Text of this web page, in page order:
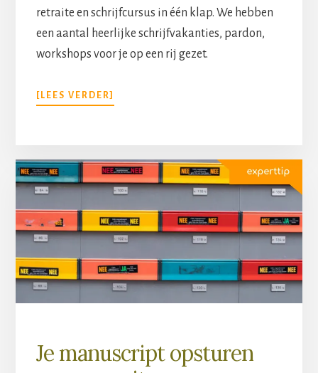
retraite en schrijfcursus in één klap. We hebben
een aantal heerlijke schrijfvakanties, pardon,
workshops voor je op een rij gezet.
[LEES VERDER]
Je manuscript opsturen